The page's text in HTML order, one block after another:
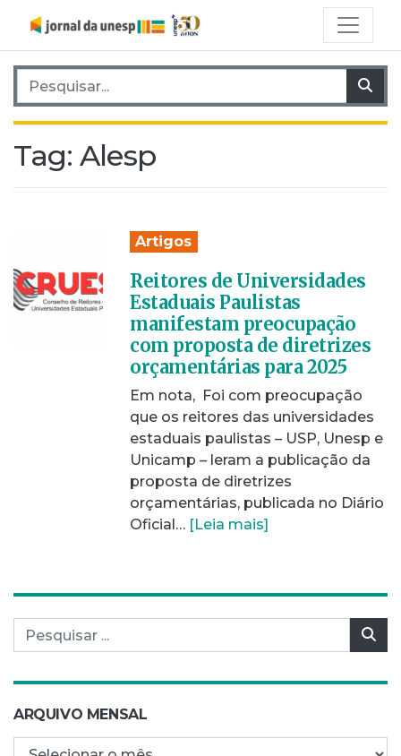
Pesquisar por:
Tag: Alesp
Artigos
Reitores de Universidades
Estaduais Paulistas
manifestam preocupação
com proposta de diretrizes
orçamentárias para 2025
Em nota, Foi com preocupação
que os reitores das universidades
estaduais paulistas – USP, Unesp e
Unicamp – leram a publicação da
proposta de diretrizes
orçamentárias, publicada no Diário
Oficial… [Leia mais]
Pesquisar por:
ARQUIVO MENSAL
Arquivo mensal